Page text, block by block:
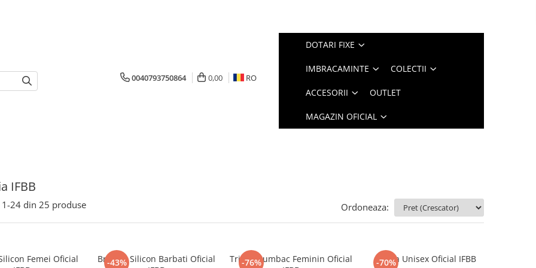
0040793750864 0,00 RO
DOTARI FIXE
IMBRACAMINTE COLECTII
ACCESORII OUTLET
MAGAZIN OFICIAL
IFBB
1-24 din 25 produse Ordoneaza:
Femei Oficial
-43%
Bratara Silicon Barbati Oficial
-76%
Tricou Bumbac Feminin Oficial
-70%
Sapca Unisex Oficial IFBB